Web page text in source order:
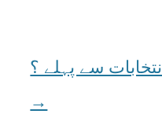
انتخابات سے پہلے ؟
→